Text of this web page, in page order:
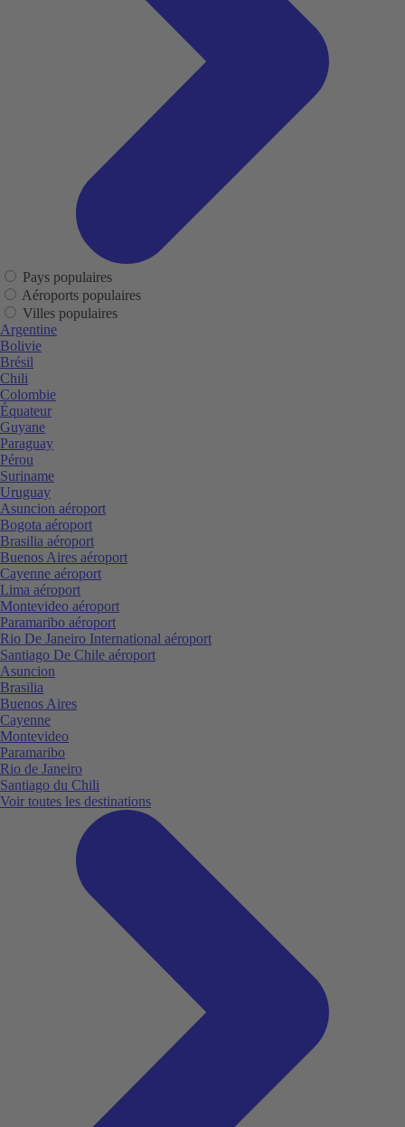
Pays populaires
Aéroports populaires
Villes populaires
Argentine
Bolivie
Brésil
Chili
Colombie
Équateur
Guyane
Paraguay
Pérou
Suriname
Uruguay
Asuncion aéroport
Bogota aéroport
Brasilia aéroport
Buenos Aires aéroport
Cayenne aéroport
Lima aéroport
Montevideo aéroport
Paramaribo aéroport
Rio De Janeiro International aéroport
Santiago De Chile aéroport
Asuncion
Brasilia
Buenos Aires
Cayenne
Montevideo
Paramaribo
Rio de Janeiro
Santiago du Chili
Voir toutes les destinations